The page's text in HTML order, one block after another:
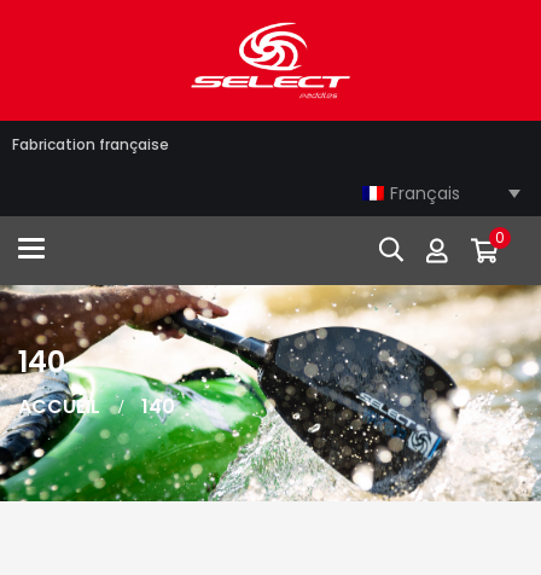
Fabrication française
Français
Toggle navigation 0
140
ACCUEIL 140